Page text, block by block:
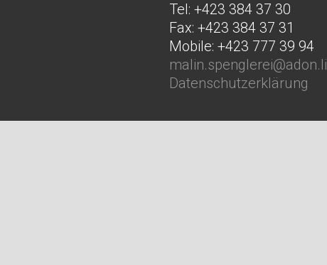
Tel: +423 384 37 30
Fax: +423 384 37 31
Mobile: +423 777 39 94
malin.spenglerei@adon.li
Datenschutzerklärung